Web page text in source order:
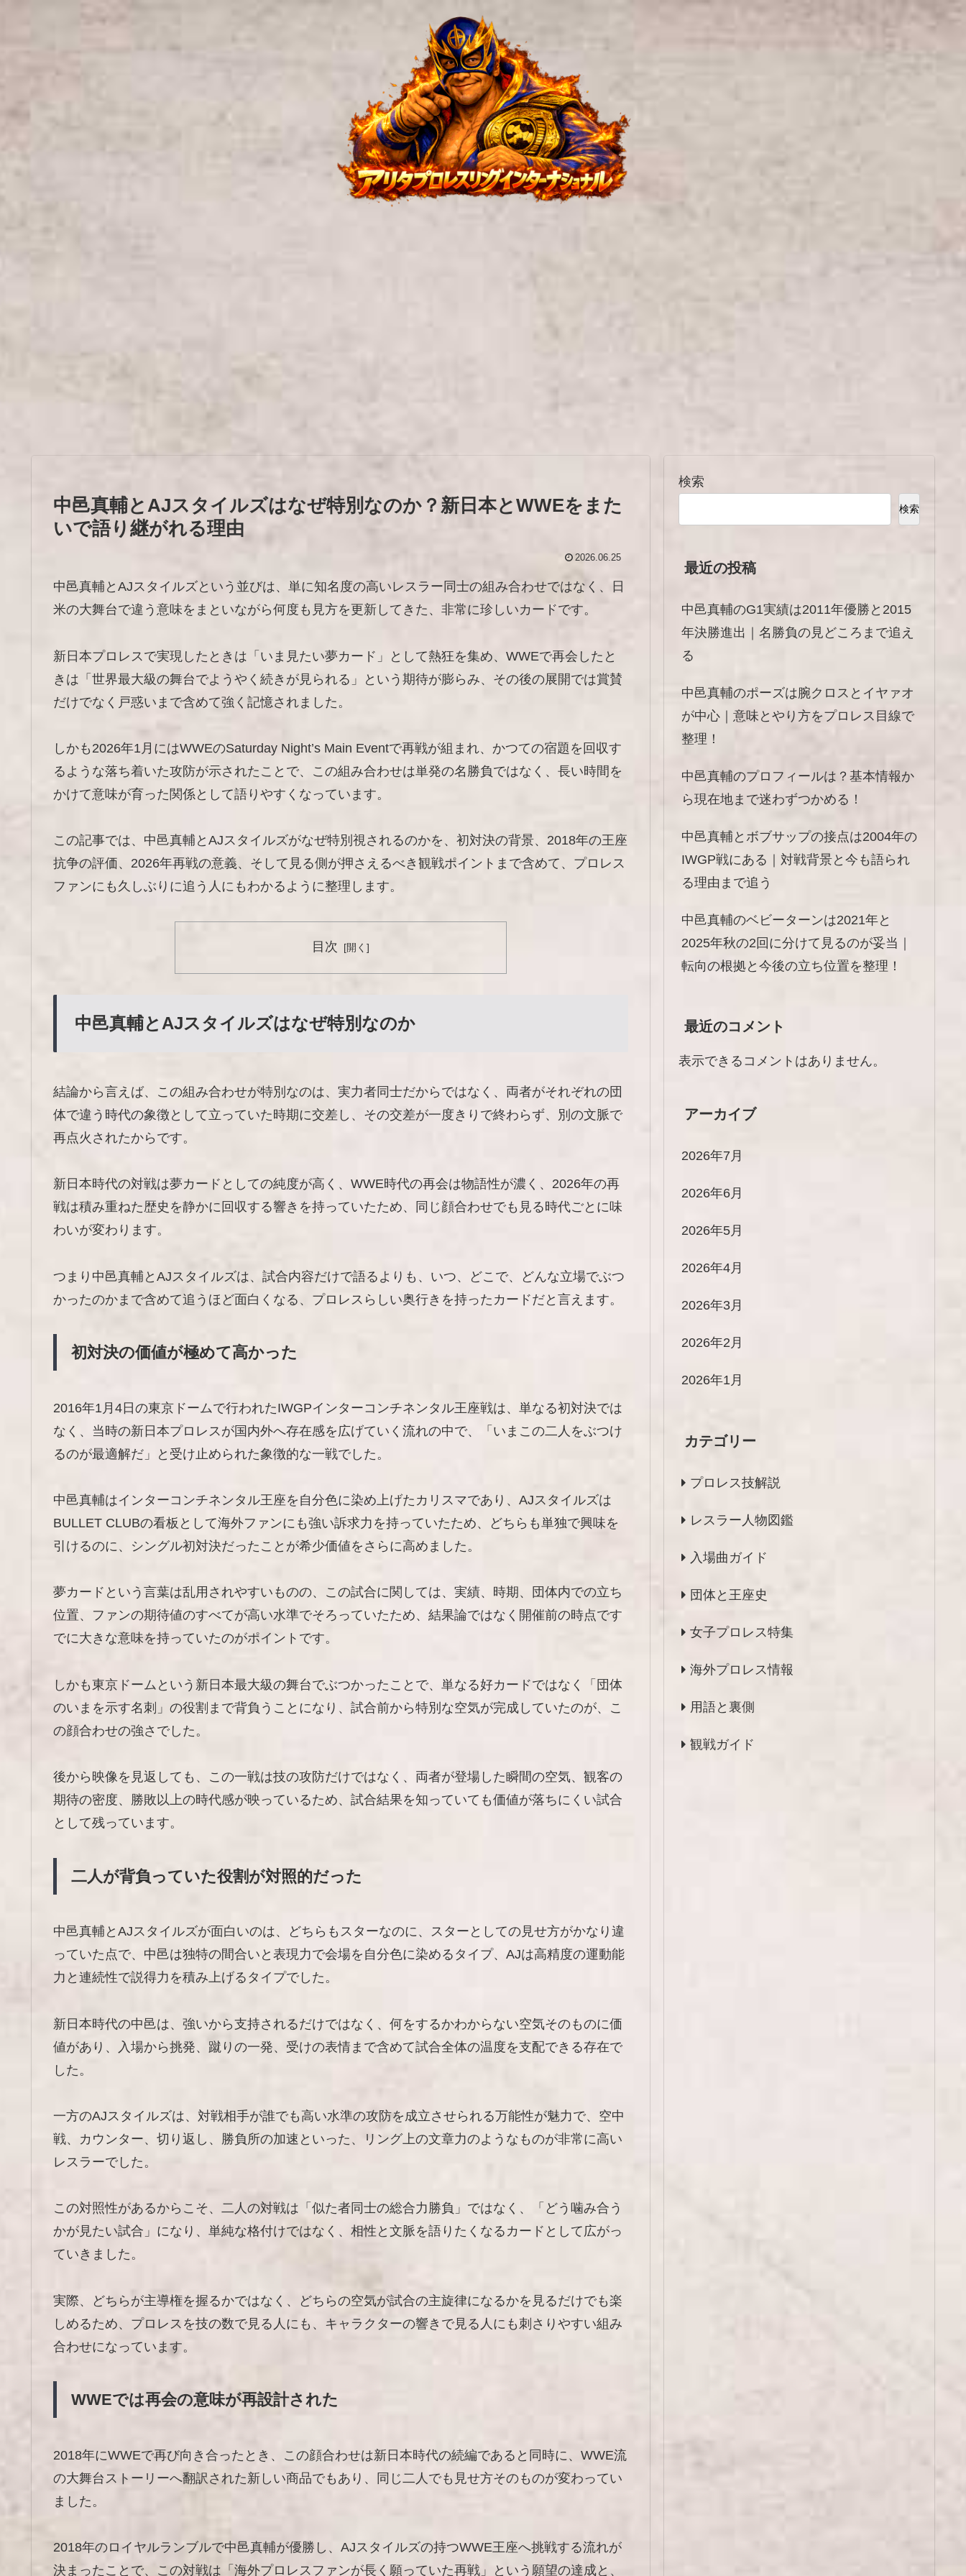
中邑真輔とAJスタイルズはなぜ特別なのか？新日本とWWEをまた
いで語り継がれる理由
2026.06.25
中邑真輔とAJスタイルズという並びは、単に知名度の高いレスラー同士の組み合わせではなく、日
米の大舞台で違う意味をまといながら何度も見方を更新してきた、非常に珍しいカードです。
新日本プロレスで実現したときは「いま見たい夢カード」として熱狂を集め、WWEで再会したと
きは「世界最大級の舞台でようやく続きが見られる」という期待が膨らみ、その後の展開では賞賛
だけでなく戸惑いまで含めて強く記憶されました。
しかも2026年1月にはWWEのSaturday Night’s Main Eventで再戦が組まれ、かつての宿題を回収す
るような落ち着いた攻防が示されたことで、この組み合わせは単発の名勝負ではなく、長い時間を
かけて意味が育った関係として語りやすくなっています。
この記事では、中邑真輔とAJスタイルズがなぜ特別視されるのかを、初対決の背景、2018年の王座
抗争の評価、2026年再戦の意義、そして見る側が押さえるべき観戦ポイントまで含めて、プロレス
ファンにも久しぶりに追う人にもわかるように整理します。
目次
中邑真輔とAJスタイルズはなぜ特別なのか
結論から言えば、この組み合わせが特別なのは、実力者同士だからではなく、両者がそれぞれの団
体で違う時代の象徴として立っていた時期に交差し、その交差が一度きりで終わらず、別の文脈で
再点火されたからです。
新日本時代の対戦は夢カードとしての純度が高く、WWE時代の再会は物語性が濃く、2026年の再
戦は積み重ねた歴史を静かに回収する響きを持っていたため、同じ顔合わせでも見る時代ごとに味
わいが変わります。
つまり中邑真輔とAJスタイルズは、試合内容だけで語るよりも、いつ、どこで、どんな立場でぶつ
かったのかまで含めて追うほど面白くなる、プロレスらしい奥行きを持ったカードだと言えます。
初対決の価値が極めて高かった
2016年1月4日の東京ドームで行われたIWGPインターコンチネンタル王座戦は、単なる初対決では
なく、当時の新日本プロレスが国内外へ存在感を広げていく流れの中で、「いまこの二人をぶつけ
るのが最適解だ」と受け止められた象徴的な一戦でした。
中邑真輔はインターコンチネンタル王座を自分色に染め上げたカリスマであり、AJスタイルズは
BULLET CLUBの看板として海外ファンにも強い訴求力を持っていたため、どちらも単独で興味を
引けるのに、シングル初対決だったことが希少価値をさらに高めました。
夢カードという言葉は乱用されやすいものの、この試合に関しては、実績、時期、団体内での立ち
位置、ファンの期待値のすべてが高い水準でそろっていたため、結果論ではなく開催前の時点です
でに大きな意味を持っていたのがポイントです。
しかも東京ドームという新日本最大級の舞台でぶつかったことで、単なる好カードではなく「団体
のいまを示す名刺」の役割まで背負うことになり、試合前から特別な空気が完成していたのが、こ
の顔合わせの強さでした。
後から映像を見返しても、この一戦は技の攻防だけではなく、両者が登場した瞬間の空気、観客の
期待の密度、勝敗以上の時代感が映っているため、試合結果を知っていても価値が落ちにくい試合
として残っています。
二人が背負っていた役割が対照的だった
中邑真輔とAJスタイルズが面白いのは、どちらもスターなのに、スターとしての見せ方がかなり違
っていた点で、中邑は独特の間合いと表現力で会場を自分色に染めるタイプ、AJは高精度の運動能
力と連続性で説得力を積み上げるタイプでした。
新日本時代の中邑は、強いから支持されるだけではなく、何をするかわからない空気そのものに価
値があり、入場から挑発、蹴りの一発、受けの表情まで含めて試合全体の温度を支配できる存在で
した。
一方のAJスタイルズは、対戦相手が誰でも高い水準の攻防を成立させられる万能性が魅力で、空中
戦、カウンター、切り返し、勝負所の加速といった、リング上の文章力のようなものが非常に高い
レスラーでした。
この対照性があるからこそ、二人の対戦は「似た者同士の総合力勝負」ではなく、「どう噛み合う
かが見たい試合」になり、単純な格付けではなく、相性と文脈を語りたくなるカードとして広がっ
ていきました。
実際、どちらが主導権を握るかではなく、どちらの空気が試合の主旋律になるかを見るだけでも楽
しめるため、プロレスを技の数で見る人にも、キャラクターの響きで見る人にも刺さりやすい組み
合わせになっています。
WWEでは再会の意味が再設計された
2018年にWWEで再び向き合ったとき、この顔合わせは新日本時代の続編であると同時に、WWE流
の大舞台ストーリーへ翻訳された新しい商品でもあり、同じ二人でも見せ方そのものが変わってい
ました。
2018年のロイヤルランブルで中邑真輔が優勝し、AJスタイルズの持つWWE王座へ挑戦する流れが
決まったことで、この対戦は「海外プロレスファンが長く願っていた再戦」という願望の達成と、
検索
検索
最近の投稿
中邑真輔のG1実績は2011年優勝と2015
年決勝進出｜名勝負の見どころまで追え
る
中邑真輔のポーズは腕クロスとイヤァオ
が中心｜意味とやり方をプロレス目線で
整理！
中邑真輔のプロフィールは？基本情報か
ら現在地まで迷わずつかめる！
中邑真輔とボブサップの接点は2004年の
IWGP戦にある｜対戦背景と今も語られ
る理由まで追う
中邑真輔のベビーターンは2021年と
2025年秋の2回に分けて見るのが妥当｜
転向の根拠と今後の立ち位置を整理！
最近のコメント
表示できるコメントはありません。
アーカイブ
2026年7月
2026年6月
2026年5月
2026年4月
2026年3月
2026年2月
2026年1月
カテゴリー
プロレス技解説
レスラー人物図鑑
入場曲ガイド
団体と王座史
女子プロレス特集
海外プロレス情報
用語と裏側
観戦ガイド